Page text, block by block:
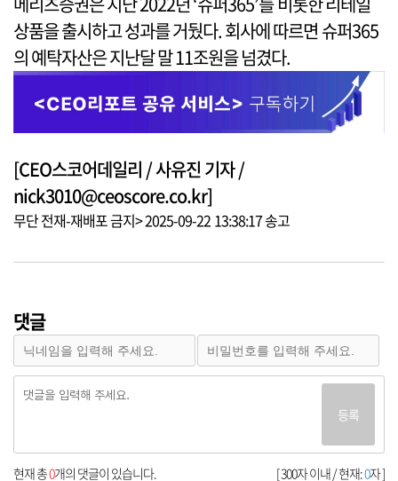
상품을 출시하고 성과를 거뒀다. 회사에 따르면 슈퍼365
의 예탁자산은 지난달 말 11조원을 넘겼다.
[CEO스코어데일리 / 사유진 기자 /
nick3010@ceoscore.co.kr]
무단 전재-재배포 금지> 2025-09-22 13:38:17 송고
댓글
등록
[ 300자 이내 / 현재:0자 ]
현재 총0개의 댓글이 있습니다.